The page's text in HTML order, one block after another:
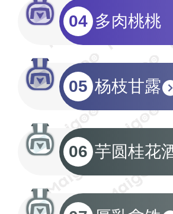
04 多肉桃桃
05 杨枝甘露
06 芋圆桂花